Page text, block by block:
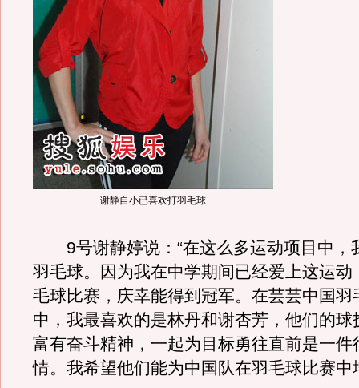
谢静自小已喜欢打羽毛球
9号谢静婷说：“在这么多运动项目中，
羽毛球。因为我在中学期间已经爱上这运动
毛球比赛，庆幸能得到冠军。在芸芸中国羽
中，我最喜欢的是林丹和谢杏芳，他们的球
富有奋斗精神，一起为目标勇往直前是一件
情。我希望他们能为中国队在羽毛球比赛中